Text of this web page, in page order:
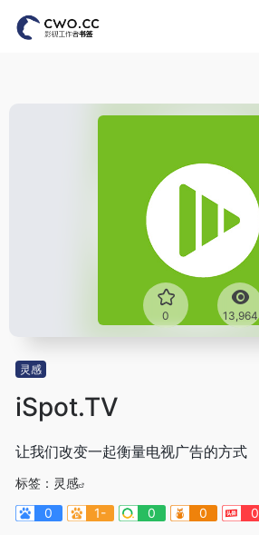
0 13,964
灵感
iSpot.TV
让我们改变一起衡量电视广告的方式
标签： 灵感
0
1- 0 0 0